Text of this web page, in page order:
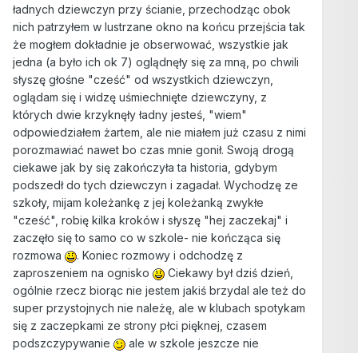
ładnych dziewczyn przy ścianie, przechodząc obok
nich patrzyłem w lustrzane okno na końcu przejścia tak
że mogłem dokładnie je obserwować, wszystkie jak
jedna (a było ich ok 7) oglądnęły się za mną, po chwili
słyszę głośne "cześć" od wszystkich dziewczyn,
oglądam się i widzę uśmiechnięte dziewczyny, z
których dwie krzyknęły ładny jesteś, "wiem"
odpowiedziałem żartem, ale nie miałem już czasu z nimi
porozmawiać nawet bo czas mnie gonił. Swoją drogą
ciekawe jak by się zakończyła ta historia, gdybym
podszedł do tych dziewczyn i zagadał. Wychodzę ze
szkoły, mijam koleżankę z jej koleżanką zwykłe
"cześć", robię kilka kroków i słyszę "hej zaczekaj" i
zaczęło się to samo co w szkole- nie kończąca się
rozmowa
. Koniec rozmowy i odchodzę z
zaproszeniem na ognisko
Ciekawy był dziś dzień,
ogólnie rzecz biorąc nie jestem jakiś brzydal ale też do
super przystojnych nie należę, ale w klubach spotykam
się z zaczepkami ze strony płci pięknej, czasem
podszczypywanie
ale w szkole jeszcze nie